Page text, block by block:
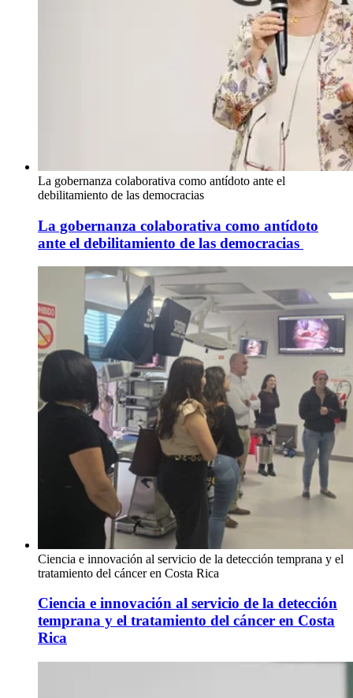
La gobernanza colaborativa como antídoto ante el
debilitamiento de las democracias
La gobernanza colaborativa como antídoto
ante el debilitamiento de las democracias
Ciencia e innovación al servicio de la detección temprana y el
tratamiento del cáncer en Costa Rica
Ciencia e innovación al servicio de la detección
temprana y el tratamiento del cáncer en Costa
Rica